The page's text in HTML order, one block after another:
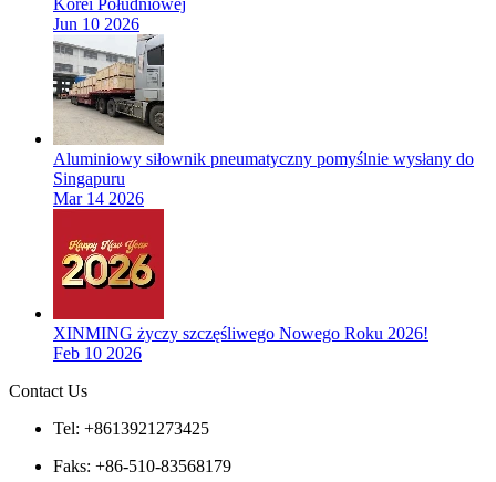
Jun 10 2026
Aluminiowy siłownik pneumatyczny pomyślnie wysłany do
Singapuru
Mar 14 2026
XINMING życzy szczęśliwego Nowego Roku 2026!
Feb 10 2026
Contact Us
Tel: +8613921273425
Faks: +86-510-83568179